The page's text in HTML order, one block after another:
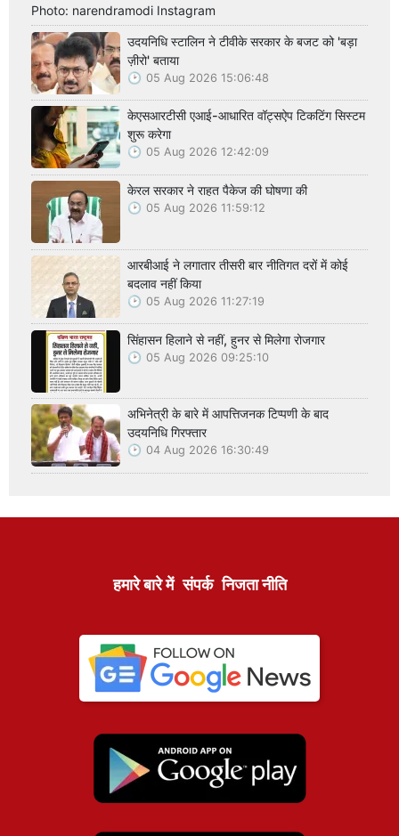
Photo: narendramodi Instagram
उदयनिधि स्टालिन ने टीवीके सरकार के बजट को 'बड़ा
ज़ीरो' बताया
05 Aug 2026 15:06:48
केएसआरटीसी एआई-आधारित वॉट्सऐप टिकटिंग सिस्टम
शुरू करेगा
05 Aug 2026 12:42:09
केरल सरकार ने राहत पैकेज की घोषणा की
05 Aug 2026 11:59:12
आरबीआई ने लगातार तीसरी बार नीतिगत दरों में कोई
बदलाव नहीं किया
05 Aug 2026 11:27:19
सिंहासन हिलाने से नहीं, हुनर से मिलेगा रोजगार
05 Aug 2026 09:25:10
अभिनेत्री के बारे में आपत्तिजनक टिप्पणी के बाद
उदयनिधि गिरफ्तार
04 Aug 2026 16:30:49
हमारे बारे में संपर्क निजता नीति